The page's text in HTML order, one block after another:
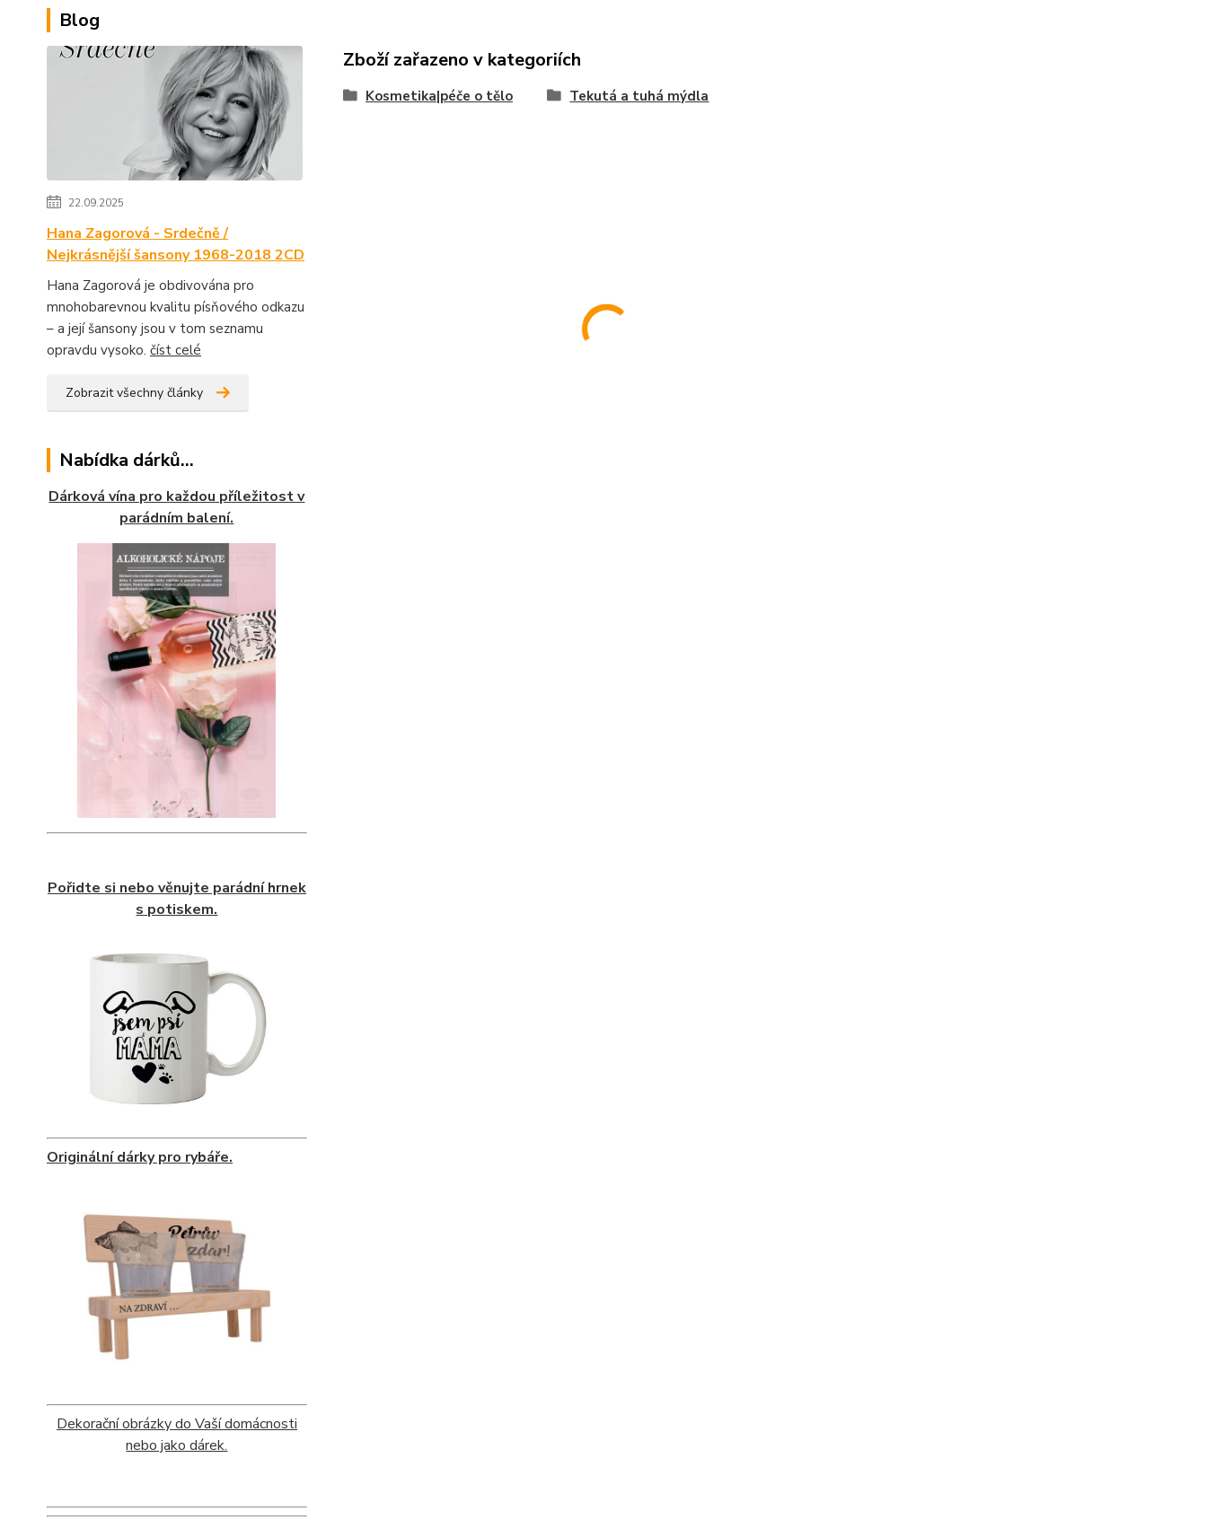
Blog
22.09.2025
Hana Zagorová - Srdečně /
Nejkrásnější šansony 1968-2018 2CD
Hana Zagorová je obdivována pro
mnohobarevnou kvalitu písňového odkazu
– a její šansony jsou v tom seznamu
opravdu vysoko. číst celé
Zobrazit všechny články
Nabídka dárků...
Dárková vína pro každou příležitost v
parádním balení.
Pořidte si nebo věnujte parádní hrnek
s potiskem.
Originální dárky pro rybáře.
Dekorační obrázky do Vaší domácnosti
nebo jako dárek.
Zboží zařazeno v kategoriích
Kosmetika|péče o tělo Tekutá a tuhá mýdla